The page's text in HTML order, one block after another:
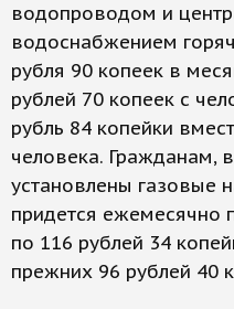
водопроводом и
водоснабжением
рубля 90 копеек в
рублей 70 копеек с
рубль 84 копейки
человека. Гражданам,
установлены газовые
придется ежемесячно
по 116 рублей 34
прежних 96 рублей 40